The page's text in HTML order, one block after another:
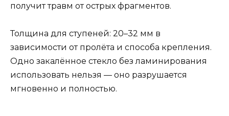
получит травм от острых фрагментов.
Толщина для ступеней: 20–32 мм в
зависимости от пролёта и способа крепления.
Одно закалённое стекло без ламинирования
использовать нельзя — оно разрушается
мгновенно и полностью.